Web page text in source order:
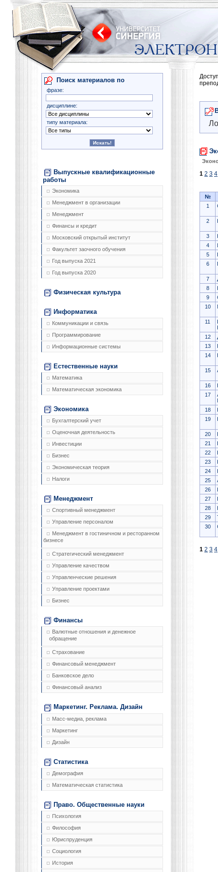
Поиск материалов по
фразе:
дисциплине:
типу материала:
Выпускные квалификационные
работы
Экономика
Менеджмент в организации
Менеджмент
Финансы и кредит
Московский открытый институт
Факультет заочного обучения
Год выпуска 2021
Год выпуска 2020
Физическая культура
Информатика
Коммуникации и связь
Программирование
Информационные системы
Естественные науки
Математика
Математическая экономика
Экономика
Бухгалтерский учет
Оценочная деятельность
Инвестиции
Бизнес
Экономическая теория
Налоги
Менеджмент
Спортивный менеджмент
Управление персоналом
Менеджмент в гостиничном и ресторанном
бизнесе
Стратегический менеджмент
Управление качеством
Управленческие решения
Управление проектами
Бизнес
Финансы
Валютные отношения и денежное
обращение
Страхование
Финансовый менеджмент
Банковское дело
Финансовый анализ
Маркетинг. Реклама. Дизайн
Масс-медиа, реклама
Маркетинг
Дизайн
Статистика
Демография
Математическая статистика
Право. Общественные науки
Психология
Философия
Юриспруденция
Социология
История
1 2 3 4
№
1
2
3
4
5
6
7
8
9
10
11
12
13
14
15
16
17
18
19
20
21
22
23
24
25
26
27
28
29
30
1 2 3 4